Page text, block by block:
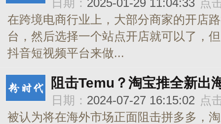
日期： 2025-01-29 11:04:33 点
在跨境电商行业上，大部分商家的开店
台，然后选择一个站点开店就可以了，
抖音短视频平台来做...
阻击Temu？淘宝推全新出
日期： 2024-07-27 16:15:02 点
被认为将在海外市场正面阻击拼多多，